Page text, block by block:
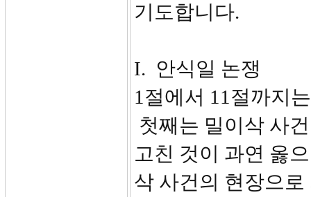
기도합니다.
I. 안식일 논쟁
1절에서 11절까지
첫째는 밀이삭 사
고친 것이 과연 옳
삭 사건의 현장으